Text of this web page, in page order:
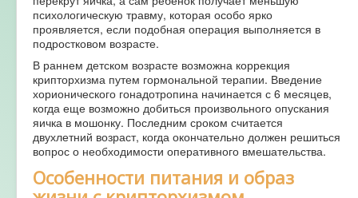
психологическую травму, которая особо ярко
проявляется, если подобная операция выполняется в
подростковом возрасте.
В раннем детском возрасте возможна коррекция
крипторхизма путем гормональной терапии. Введение
хорионического гонадотропина начинается с 6 месяцев,
когда еще возможно добиться произвольного опускания
яичка в мошонку. Последним сроком считается
двухлетний возраст, когда окончательно должен решиться
вопрос о необходимости оперативного вмешательства.
Особенности питания и образ